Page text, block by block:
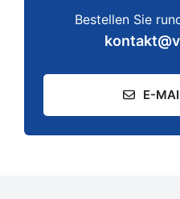
Bestellen Sie
E-